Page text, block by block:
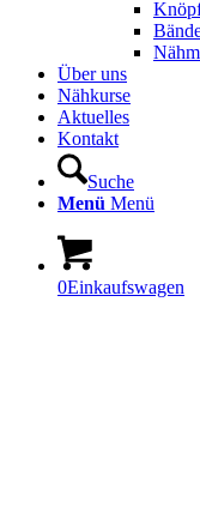
Über uns
Nähkurse
Aktuelles
Kontakt
Suche
Menü Menü
0Einkaufswagen